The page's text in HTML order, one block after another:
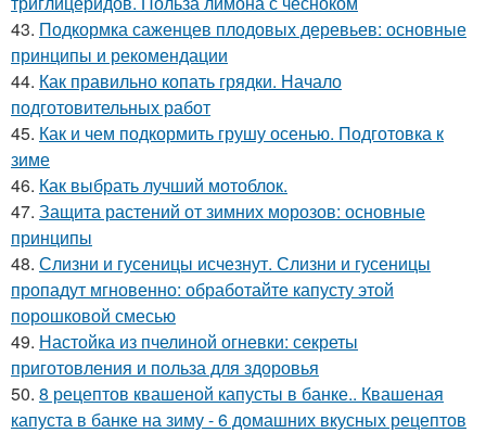
43. Подкормка саженцев плодовых деревьев: основные
принципы и рекомендации
44. Как правильно копать грядки. Начало
подготовительных работ
45. Как и чем подкормить грушу осенью. Подготовка к
зиме
46. Как выбрать лучший мотоблок.
47. Защита растений от зимних морозов: основные
принципы
48. Слизни и гусеницы исчезнут. Слизни и гусеницы
пропадут мгновенно: обработайте капусту этой
порошковой смесью
49. Настойка из пчелиной огневки: секреты
приготовления и польза для здоровья
50. 8 рецептов квашеной капусты в банке.. Квашеная
капуста в банке на зиму - 6 домашних вкусных рецептов